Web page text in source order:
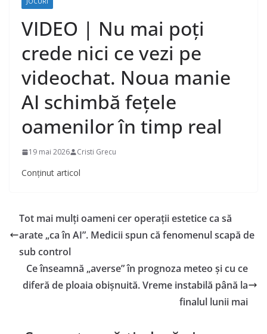
VIDEO | Nu mai poți
crede nici ce vezi pe
videochat. Noua manie
AI schimbă fețele
oamenilor în timp real
19 mai 2026 Cristi Grecu
Conținut articol
Tot mai mulți oameni cer operații estetice ca să
arate „ca în AI”. Medicii spun că fenomenul scapă de
sub control
Ce înseamnă „averse” în prognoza meteo și cu ce
diferă de ploaia obișnuită. Vreme instabilă până la
finalul lunii mai